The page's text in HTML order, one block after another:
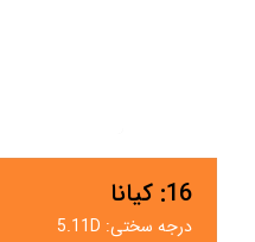
16: کیانا
درجه سختی: 5.11D